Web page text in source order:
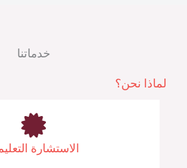
خدماتنا
لماذا نحن؟
الاستشارة